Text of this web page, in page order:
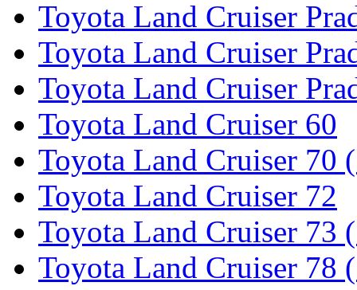
Toyota Land Cruiser
Toyota Land Cruiser
Toyota Land Cruiser
Toyota Land Cruiser 60
Toyota Land Cruiser 70
Toyota Land Cruiser 72
Toyota Land Cruiser 73
Toyota Land Cruiser 78